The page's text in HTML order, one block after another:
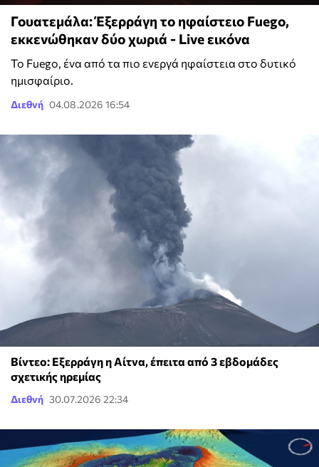
Γουατεμάλα: Έξερράγη το ηφαίστειο Fuego,
εκκενώθηκαν δύο χωριά - Live εικόνα
Το Fuego, ένα από τα πιο ενεργά ηφαίστεια στο δυτικό
ημισφαίριο.
Διεθνή 04.08.2026 16:54
Βίντεο: Εξερράγη η Αίτνα, έπειτα από 3 εβδομάδες
σχετικής ηρεμίας
Διεθνή 30.07.2026 22:34